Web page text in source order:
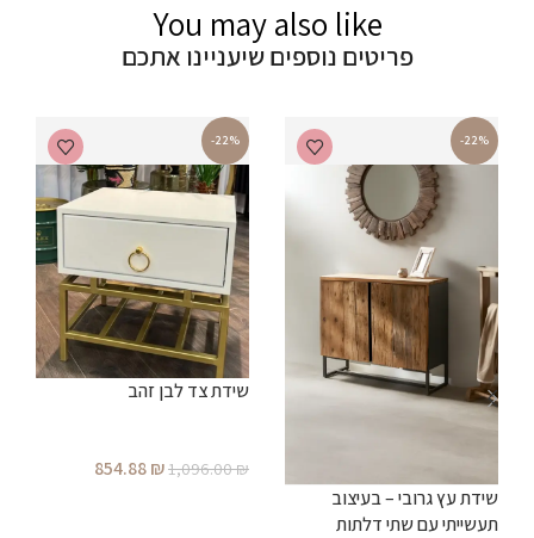
You may also like
פריטים נוספים שיעניינו אתכם
-22%
שידת עץ גרובי – בעיצוב
תעשייתי עם שתי דלתות
-22%
שידת צד לבן זהב
1,096.00₪
854.88₪